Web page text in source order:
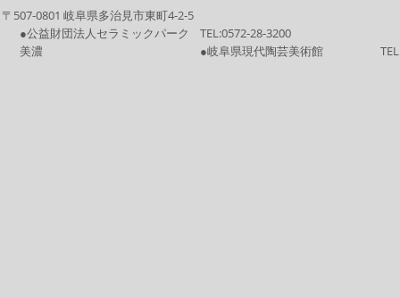
〒507-0801 岐阜県多治見市東町4-2-5
●公益財団法人セラミックパーク
美濃
TEL:0572-28-3200
●岐阜県現代陶芸美術館